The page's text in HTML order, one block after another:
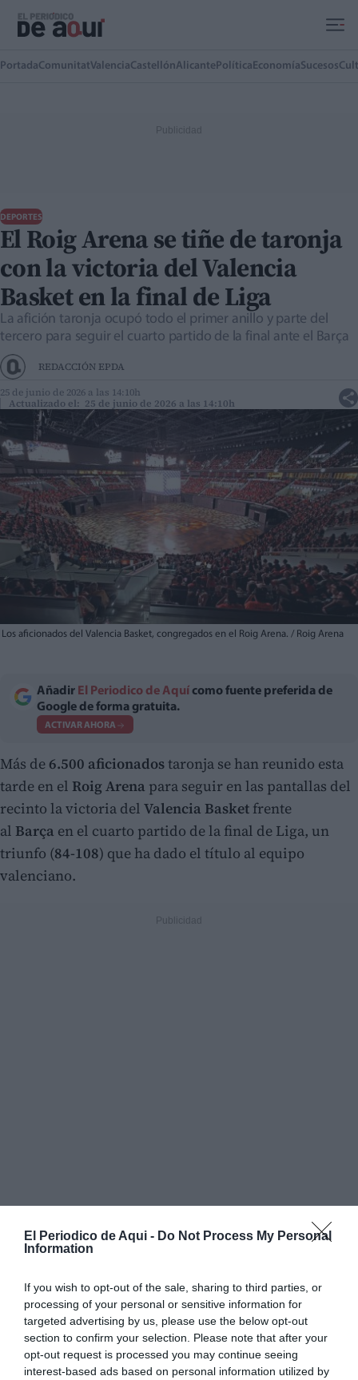
El Periodico de Aqui - Do Not Process My Personal
Information
If you wish to opt-out of the sale, sharing to third parties, or
processing of your personal or sensitive information for
targeted advertising by us, please use the below opt-out
section to confirm your selection. Please note that after your
opt-out request is processed you may continue seeing
interest-based ads based on personal information utilized by
PortadaComunitatValenciaCastellónAlicante Política EconomíaSucesos
DEPORTES
El Roig Arena se tiñe de taronja
con la victoria del Valencia
Basket en la final de Liga
La afición taronja ocupó todo el primer anillo y parte del
tercero para seguir el cuarto partido de la final ante el Barça
REDACCIÓN EPDA
25 de junio de 2026 a las 14:10h
Actualizado el: 25 de junio de 2026 a las 14:10h
Los aficionados del Valencia Basket, congregados en el Roig Arena. / Roig Arena
Añadir El Periodico de Aquí como fuente preferida de
Google de forma gratuita.
ACTIVAR AHORA
Más de 6.500 aficionadostaronja se han reunido esta
tarde en el Roig Arena para seguir en las pantallas del
recinto la victoria del Valencia Basket frente
al Barça en el cuarto partido de la final de Liga, un
triunfo (84-108) que ha dado el título al equipo
valenciano.